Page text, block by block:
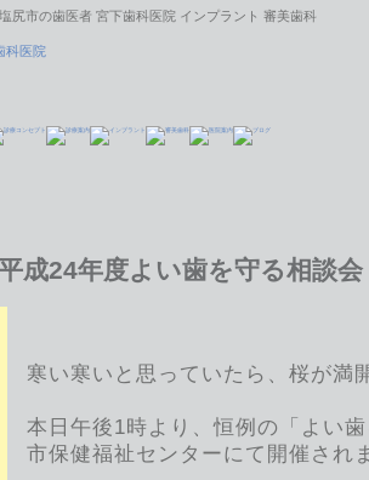
尻市の歯医者 宮下歯科医院 インプラント 審美歯科
成24年度よい歯を守る相談会
寒い寒いと思っていたら、桜が満
本日午後1時より、恒例の「よい
市保健福祉センターにて開催され